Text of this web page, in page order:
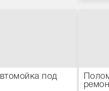
под